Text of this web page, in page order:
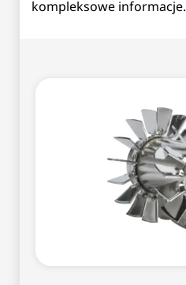
kompleksowe informacje.